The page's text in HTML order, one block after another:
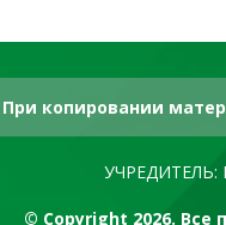
При копировании
УЧРЕДИТЕЛЬ:
© Copyright 2026.